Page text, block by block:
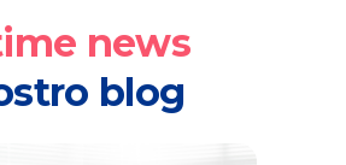
news
blog